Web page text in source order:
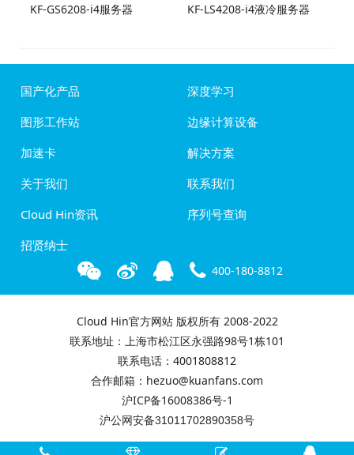
KF-GS6208-i4服务器 KF-LS4208-i4液冷服务器
国产化产品
深度学习
图形工作站
边缘计算设备
加速卡
解决方案
关于我们
联系我们
Cloud Hin资讯
序列号查询
招贤纳士
400-180-8812
Cloud Hin官方网站 版权所有 2008-2022
联系地址：上海市松江区永强路98号1栋101
联系电话：4001808812
合作邮箱：hezuo@kuanfans.com
沪ICP备16008386号-1
沪公网安备31011702890358号